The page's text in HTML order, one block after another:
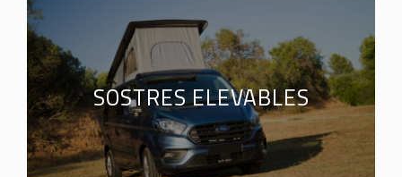
SOSTRES ELEVABLES